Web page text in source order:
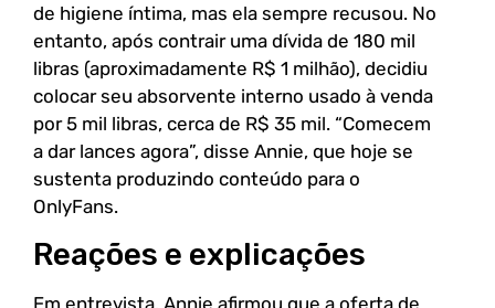
de higiene íntima, mas ela sempre recusou. No
entanto, após contrair uma dívida de 180 mil
libras (aproximadamente R$ 1 milhão), decidiu
colocar seu absorvente interno usado à venda
por 5 mil libras, cerca de R$ 35 mil. “Comecem
a dar lances agora”, disse Annie, que hoje se
sustenta produzindo conteúdo para o
OnlyFans.
Reações e explicações